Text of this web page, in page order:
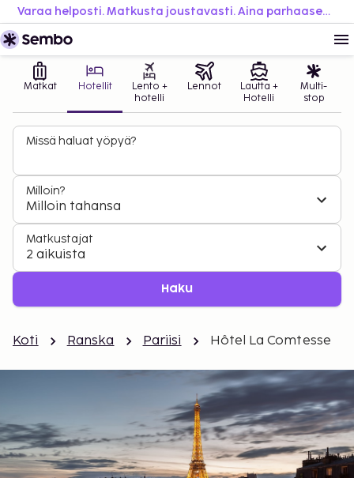
Varaa helposti. Matkusta joustavasti. Aina parhaaseen hintaan.
Matkat Hotellit
Lento +
hotelli
Lennot
Lautta +
Hotelli
Multi-
stop
Missä haluat yöpyä?
Milloin?
Milloin tahansa
Matkustajat
2 aikuista
Haku
Koti Ranska Pariisi Hôtel La Comtesse